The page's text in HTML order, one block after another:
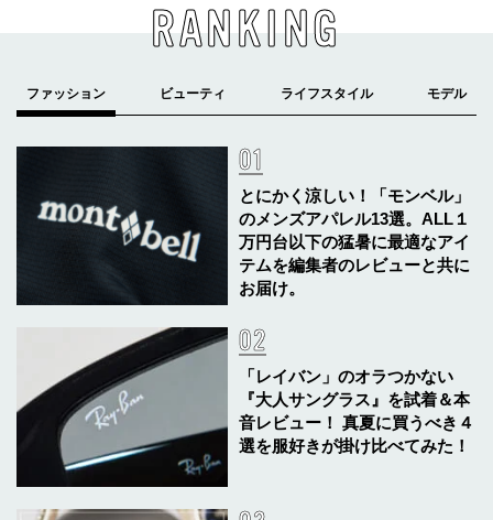
RANKING
とにかく涼しい！「モンベル」
のメンズアパレル13選。ALL１
万円台以下の猛暑に最適なアイ
テムを編集者のレビューと共に
お届け。
「レイバン」のオラつかない
『大人サングラス』を試着＆本
音レビュー！ 真夏に買うべき４
選を服好きが掛け比べてみた！